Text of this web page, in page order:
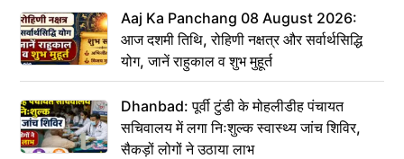
Aaj Ka Panchang 08 August 2026:
आज दशमी तिथि, रोहिणी नक्षत्र और सर्वार्थसिद्धि
योग, जानें राहुकाल व शुभ मुहूर्त
Dhanbad: पूर्वी टुंडी के मोहलीडीह पंचायत
सचिवालय में लगा निःशुल्क स्वास्थ्य जांच शिविर,
सैकड़ों लोगों ने उठाया लाभ